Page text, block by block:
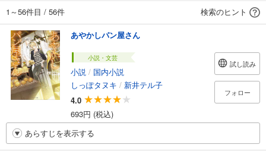
1～56件目 / 56件 検索のヒント
あやかしパン屋さん
小説・文芸
小説 / 国内小説
しっぽタヌキ / 新井テル子
4.0
693円 (税込)
試し読み
フォロー
あらすじを表示する